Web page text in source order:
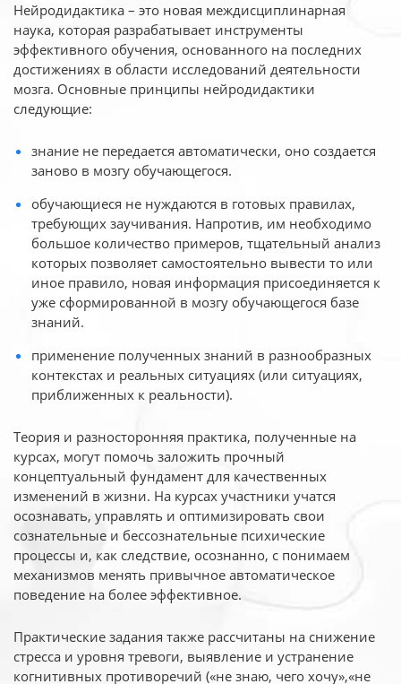
Нейродидактика – это новая междисциплинарная
наука, которая разрабатывает инструменты
эффективного обучения, основанного на последних
достижениях в области исследований деятельности
мозга. Основные принципы нейродидактики
следующие:
знание не передается автоматически, оно создается
заново в мозгу обучающегося.
обучающиеся не нуждаются в готовых правилах,
требующих заучивания. Напротив, им необходимо
большое количество примеров, тщательный анализ
которых позволяет самостоятельно вывести то или
иное правило, новая информация присоединяется к
уже сформированной в мозгу обучающегося базе
знаний.
применение полученных знаний в разнообразных
контекстах и реальных ситуациях (или ситуациях,
приближенных к реальности).
Теория и разносторонняя практика, полученные на
курсах, могут помочь заложить прочный
концептуальный фундамент для качественных
изменений в жизни. На курсах участники учатся
осознавать, управлять и оптимизировать свои
сознательные и бессознательные психические
процессы и, как следствие, осознанно, с понимаем
механизмов менять привычное автоматическое
поведение на более эффективное.
Практические задания также рассчитаны на снижение
стресса и уровня тревоги, выявление и устранение
когнитивных противоречий («не знаю, чего хочу»,«не